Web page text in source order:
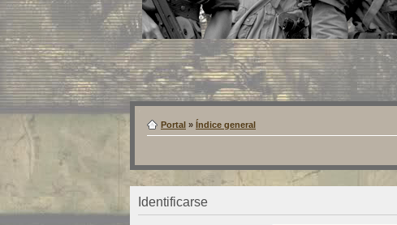
Portal » Índice general
Identificarse